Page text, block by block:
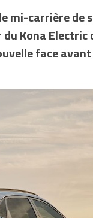
mi-carrière de
Kona Electric
face avant